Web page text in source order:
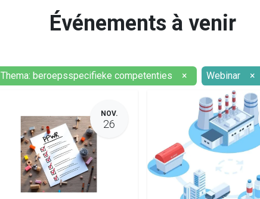
Événements à venir
Thema: beroepsspecifieke competenties × Webinar ×
NOV.
26